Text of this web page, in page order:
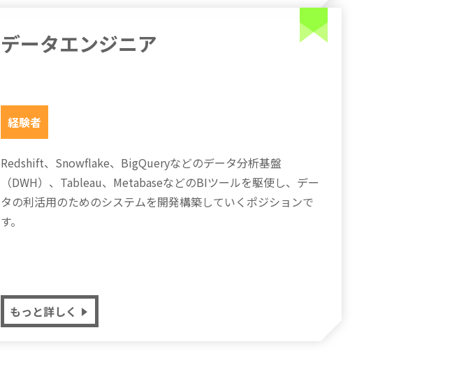
データエンジニア
経験者
Redshift、Snowflake、BigQueryなどのデータ分析基盤
（DWH）、Tableau、MetabaseなどのBIツールを駆使し、デー
タの利活用のためのシステムを開発構築していくポジションで
す。
もっと詳しく